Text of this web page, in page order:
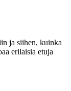
ja siihen, kuinka
erilaisia etuja